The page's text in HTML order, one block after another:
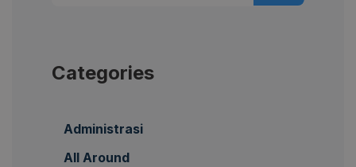
Categories
Administrasi
All Around